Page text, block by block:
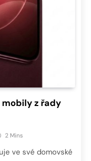
z řady
2 Mins
ve své domovské